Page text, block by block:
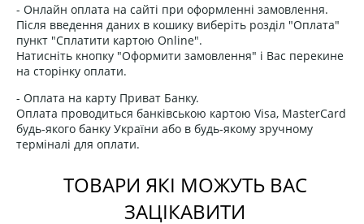
- Онлайн оплата на сайті при оформленні замовлення.
Після введення даних в кошику виберіть розділ "Оплата"
пункт "Сплатити картою Online".
Натисніть кнопку "Оформити замовлення" і Вас перекине
на сторінку оплати.
- Оплата на карту Приват Банку.
Оплата проводиться банківською картою Visa, MasterCard
будь-якого банку України або в будь-якому зручному
терміналі для оплати.
ТОВАРИ ЯКІ МОЖУТЬ ВАС
ЗАЦІКАВИТИ